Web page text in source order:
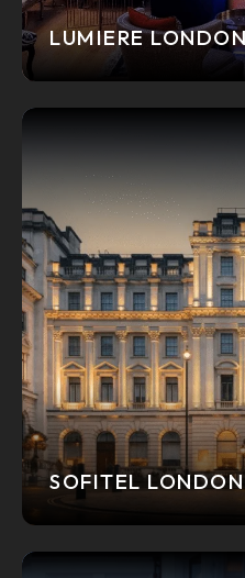
LUMIERE
SOFITEL